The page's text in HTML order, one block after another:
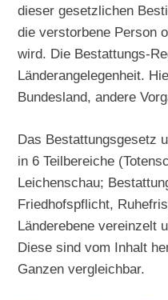
dieser gesetzlichen
die verstorbene Person
wird. Die Bestattungs-
Länderangelegenheit.
Bundesland, andere
Das Bestattungsgesetz
in 6 Teilbereiche
Leichenschau;
Friedhofspflicht,
Länderebene vereinzelt
Diese sind vom Inhalt
Ganzen vergleichbar.